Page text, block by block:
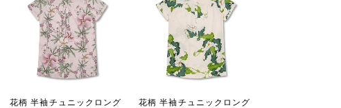
花柄 半袖チュニックロング
花柄 半袖チュニックロング